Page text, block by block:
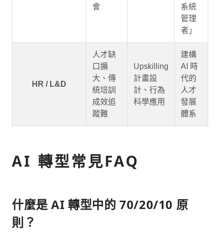
會
系統
管理
者」
HR / L&D
人才缺
口擴
大、傳
統培訓
成效追
蹤難
Upskilling
計畫設
計、行為
科學應用
建構
AI 時
代的
人才
發展
體系
AI 轉型常見FAQ
什麼是 AI 轉型中的 70/20/10 原
則？